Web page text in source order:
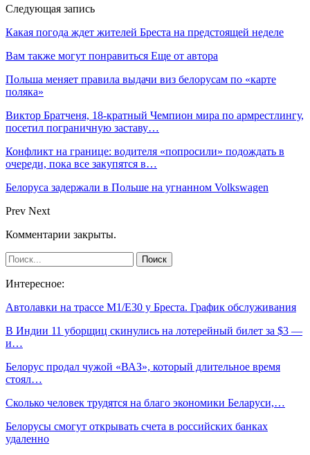
Следующая запись
Какая погода ждет жителей Бреста на предстоящей неделе
Вам также могут понравиться Еще от автора
Польша меняет правила выдачи виз белорусам по «карте
поляка»
Виктор Братченя, 18-кратный Чемпион мира по армрестлингу,
посетил пограничную заставу…
Конфликт на границе: водителя «попросили» подождать в
очереди, пока все закупятся в…
Белоруса задержали в Польше на угнанном Volkswagen
Prev Next
Комментарии закрыты.
Интересное:
Автолавки на трассе М1/Е30 у Бреста. График обслуживания
В Индии 11 уборщиц скинулись на лотерейный билет за $3 —
и…
Белорус продал чужой «ВАЗ», который длительное время
стоял…
Сколько человек трудятся на благо экономики Беларуси,…
Белорусы смогут открывать счета в российских банках
удаленно